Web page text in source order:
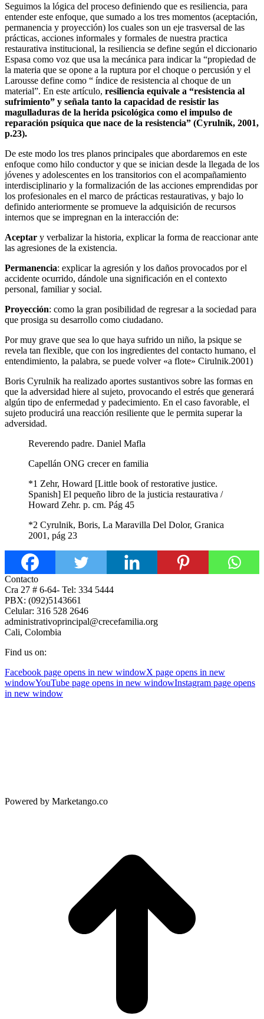
Seguimos la lógica del proceso definiendo que es resiliencia, para
entender este enfoque, que sumado a los tres momentos (aceptación,
permanencia y proyección) los cuales son un eje trasversal de las
prácticas, acciones informales y formales de nuestra practica
restaurativa institucional, la resiliencia se define según el diccionario
Espasa como voz que usa la mecánica para indicar la “propiedad de
la materia que se opone a la ruptura por el choque o percusión y el
Larousse define como “ índice de resistencia al choque de un
material”. En este artículo, resiliencia equivale a “resistencia al
sufrimiento” y señala tanto la capacidad de resistir las
magulladuras de la herida psicológica como el impulso de
reparación psíquica que nace de la resistencia” (Cyrulnik, 2001,
p.23).
De este modo los tres planos principales que abordaremos en este
enfoque como hilo conductor y que se inician desde la llegada de los
jóvenes y adolescentes en los transitorios con el acompañamiento
interdisciplinario y la formalización de las acciones emprendidas por
los profesionales en el marco de prácticas restaurativas, y bajo lo
definido anteriormente se promueve la adquisición de recursos
internos que se impregnan en la interacción de:
Aceptar y verbalizar la historia, explicar la forma de reaccionar ante
las agresiones de la existencia.
Permanencia: explicar la agresión y los daños provocados por el
accidente ocurrido, dándole una significación en el contexto
personal, familiar y social.
Proyección: como la gran posibilidad de regresar a la sociedad para
que prosiga su desarrollo como ciudadano.
Por muy grave que sea lo que haya sufrido un niño, la psique se
revela tan flexible, que con los ingredientes del contacto humano, el
entendimiento, la palabra, se puede volver «a flote» Cirulnik.2001)
Boris Cyrulnik ha realizado aportes sustantivos sobre las formas en
que la adversidad hiere al sujeto, provocando el estrés que generará
algún tipo de enfermedad y padecimiento. En el caso favorable, el
sujeto producirá una reacción resiliente que le permita superar la
adversidad.
Reverendo padre. Daniel Mafla
Capellán ONG crecer en familia
*1 Zehr, Howard [Little book of restorative justice.
Spanish] El pequeño libro de la justicia restaurativa /
Howard Zehr. p. cm. Pág 45
*2 Cyrulnik, Boris, La Maravilla Del Dolor, Granica
2001, pág 23
Contacto
Cra 27 # 6-64- Tel: 334 5444
PBX: (092)5143661
Celular: 316 528 2646
administrativoprincipal@crecefamilia.org
Cali, Colombia
Find us on:
Facebook page opens in new windowX page opens in new
windowYouTube page opens in new windowInstagram page opens
in new window
Powered by Marketango.co